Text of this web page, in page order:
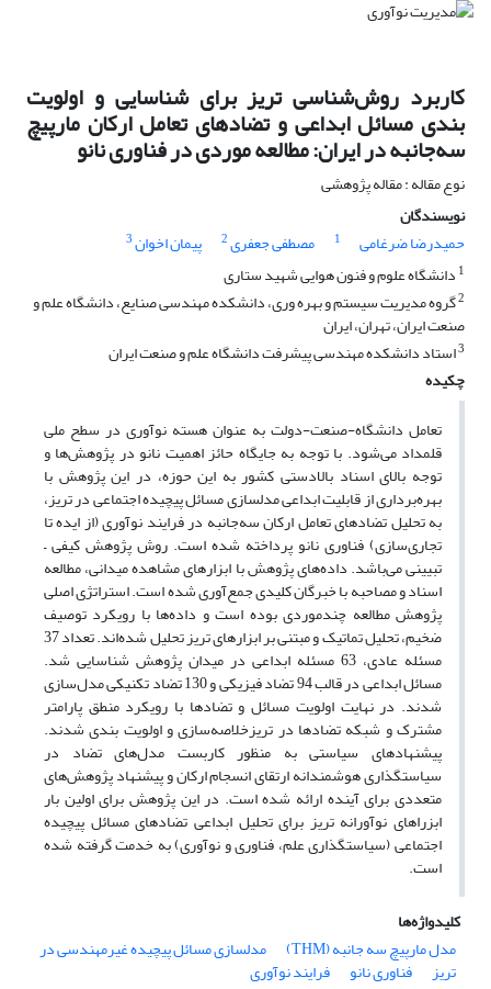
کاربرد روش‌شناسی تریز برای شناسایی و اولویت
بندی مسائل ابداعی و تضادهای تعامل ارکان مارپیچ
سه‌جانبه در ایران: مطالعه موردی در فناوری نانو
نوع مقاله : مقاله پژوهشی
نویسندگان
حمیدرضا ضرغامی
1 مصطفی جعفری2 پیمان اخوان3
1 دانشگاه علوم و فنون هوایی شهید ستاری
2گروه مدیریت سیستم و بهره وری، دانشکده مهندسی صنایع، دانشگاه علم و
صنعت ایران، تهران، ایران
3استاد دانشکده مهندسی پیشرفت دانشگاه علم و صنعت ایران
چکیده
تعامل دانشگاه-صنعت-دولت به عنوان هسته نوآوری در سطح ملی
قلمداد می‌شود. با توجه به جایگاه حائز اهمیت نانو در پژوهش‌ها و
توجه بالای اسناد بالادستی کشور به این حوزه، در این پژوهش با
بهره‌برداری از قابلیت ابداعی مدلسازی مسائل پیچیده اجتماعی در تریز،
به تحلیل تضادهای تعامل ارکان سه‌جانبه در فرایند نوآوری (از ایده تا
تجاری‌سازی) فناوری نانو پرداخته شده است. روش پژوهش کیفی –
تبیینی می‌باشد. داده‌های پژوهش با ابزارهای مشاهده میدانی، مطالعه
اسناد و مصاحبه با خبرگان کلیدی جمع‌آوری شده است. استراتژی اصلی
پژوهش مطالعه چندموردی بوده است و داده‌ها با رویکرد توصیف
ضخیم، تحلیل تماتیک و مبتنی بر ابزارهای تریز تحلیل شده‌اند. تعداد 37
مسئله عادی، 63 مسئله ابداعی در میدان پژوهش شناسایی شد.
مسائل ابداعی در قالب 94 تضاد فیزیکی و 130 تضاد تکنیکی مدل‌سازی
شدند. در نهایت اولویت مسائل و تضادها با رویکرد منطق پارامتر
مشترک و شبکه تضادها در تریزخلاصه‌سازی و اولویت بندی شدند.
پیشنهادهای سیاستی به منظور کاربست مدل‌های تضاد در
سیاستگذاری هوشمندانه ارتقای انسجام ارکان و پیشنهاد پژوهش‌های
متعددی برای آینده ارائه شده است. در این پژوهش برای اولین بار
ابزراهای نوآورانه تریز برای تحلیل ابداعی تضادهای مسائل پیچیده
اجتماعی (سیاستگذاری علم، فناوری و نوآوری) به خدمت گرفته شده
است.
کلیدواژه‌ها
مدل مارپیچ سه جانبه (THM)
مدلسازی مسائل پیچیده غیرمهندسی در
تریز فناوری نانو
فرایند نوآوری